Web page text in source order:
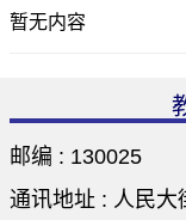
暂无内容
邮编 : 130025
通讯地址 : 人民大